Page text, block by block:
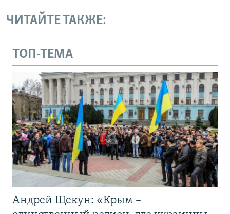
ЧИТАЙТЕ ТАКЖЕ:
ТОП-ТЕМА
Андрей Щекун: «Крым –